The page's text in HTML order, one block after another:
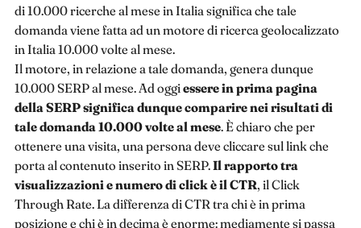
di 10.000 ricerche al mese in Italia significa che tale
domanda viene fatta ad un motore di ricerca geolocalizzato
in Italia 10.000 volte al mese.
Il motore, in relazione a tale domanda, genera dunque
10.000 SERP al mese. Ad oggiessere in prima pagina
della SERP significa dunque comparire nei risultati di
tale domanda 10.000 volte al mese. È chiaro che per
ottenere una visita, una persona deve cliccare sul link che
porta al contenuto inserito in SERP.Il rapporto tra
visualizzazioni e numero di click è il CTR, il Click
Through Rate. La differenza di CTR tra chi è in prima
posizione e chi è in decima è enorme: mediamente si passa